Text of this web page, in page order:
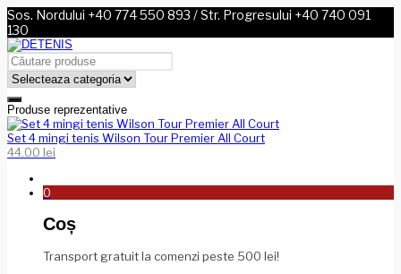
Sos. Nordului +40 774 550 893 / Str. Progresului +40 740 091
130
Produse reprezentative
Set 4 mingi tenis Wilson Tour Premier All Court
44.00 lei
0
Coș
Transport gratuit la comenzi peste 500 lei!